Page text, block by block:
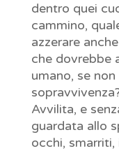
dentro quei
cammino,
azzerare
che dovrebbe
umano, se
Avvilita, e
guardata allo
occhi,